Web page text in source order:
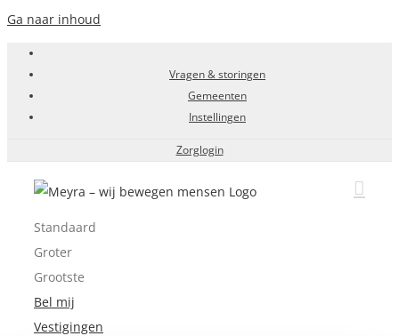
Ga naar inhoud
Vragen & storingen
Gemeenten
Instellingen
Zorglogin
Standaard
Groter
Grootste
Bel mij
Vestigingen